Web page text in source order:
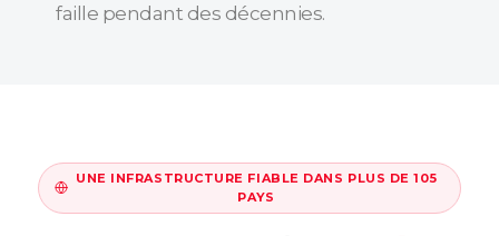
faille pendant des décennies.
UNE INFRASTRUCTURE FIABLE DANS PLUS DE 105
PAYS